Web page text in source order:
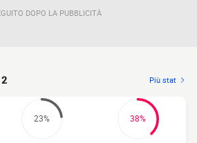
DOPO LA PUBBLICITÀ
Più stat
23% 38%